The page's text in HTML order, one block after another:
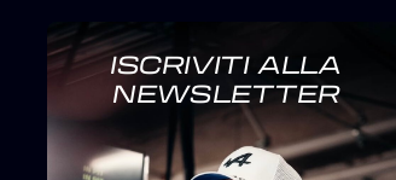
ISCRIVITI ALLA
NEWSLETTER